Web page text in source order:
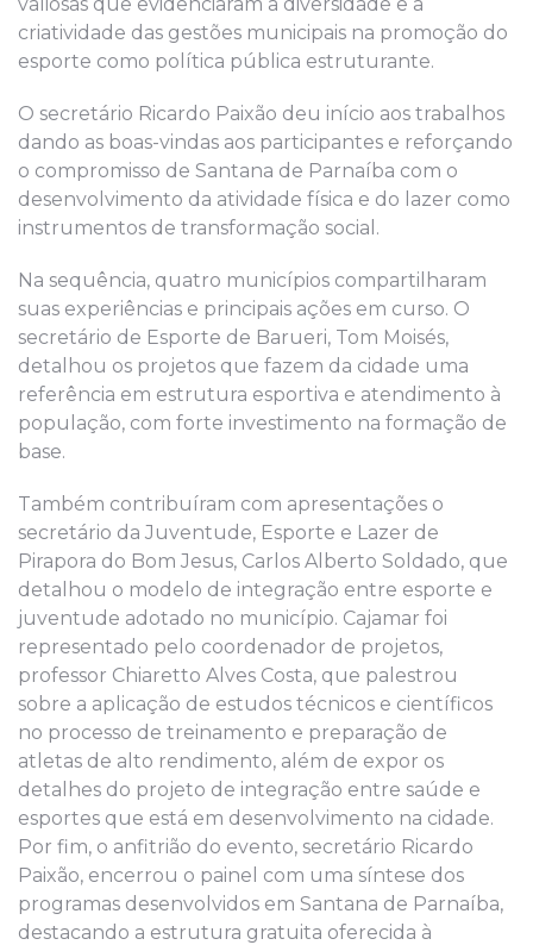
criatividade das gestões municipais na promoção do
esporte como política pública estruturante.
O secretário Ricardo Paixão deu início aos trabalhos
dando as boas-vindas aos participantes e reforçando
o compromisso de Santana de Parnaíba com o
desenvolvimento da atividade física e do lazer como
instrumentos de transformação social.
Na sequência, quatro municípios compartilharam
suas experiências e principais ações em curso. O
secretário de Esporte de Barueri, Tom Moisés,
detalhou os projetos que fazem da cidade uma
referência em estrutura esportiva e atendimento à
população, com forte investimento na formação de
base.
Também contribuíram com apresentações o
secretário da Juventude, Esporte e Lazer de
Pirapora do Bom Jesus, Carlos Alberto Soldado, que
detalhou o modelo de integração entre esporte e
juventude adotado no município. Cajamar foi
representado pelo coordenador de projetos,
professor Chiaretto Alves Costa, que palestrou
sobre a aplicação de estudos técnicos e científicos
no processo de treinamento e preparação de
atletas de alto rendimento, além de expor os
detalhes do projeto de integração entre saúde e
esportes que está em desenvolvimento na cidade.
Por fim, o anfitrião do evento, secretário Ricardo
Paixão, encerrou o painel com uma síntese dos
programas desenvolvidos em Santana de Parnaíba,
destacando a estrutura gratuita oferecida à